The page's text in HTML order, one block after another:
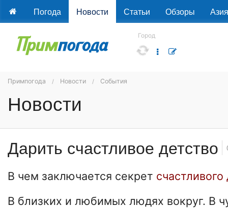
Погода Новости Статьи Обзоры Азия
Город
Примпогода Новости События
Новости
Дарить счастливое детство
В чем заключается секрет счастливого
В близких и любимых людях вокруг. В